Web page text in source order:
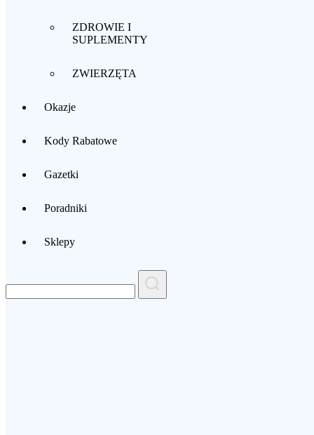
ZDROWIE I
SUPLEMENTY
ZWIERZĘTA
Okazje
Kody Rabatowe
Gazetki
Poradniki
Sklepy